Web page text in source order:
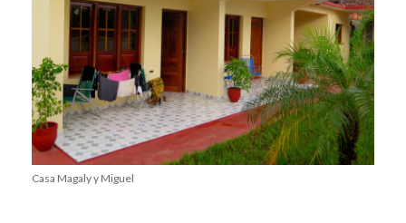
Casa Magaly y Miguel